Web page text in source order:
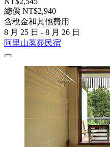
總價 NT$2,940
含稅金和其他費用
8 月 25 日 - 8 月 26 日
阿里山茗苑民宿